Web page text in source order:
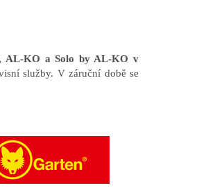
AL-KO a Solo by AL-KO v
služby. V záruční době se